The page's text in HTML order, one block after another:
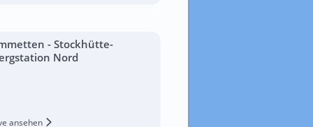
- Stockhütte-
Nord
ansehen